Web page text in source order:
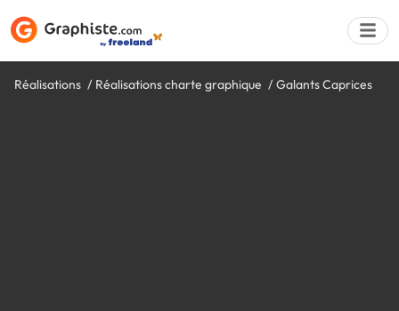
Réalisations Réalisations charte graphique Galants Caprices